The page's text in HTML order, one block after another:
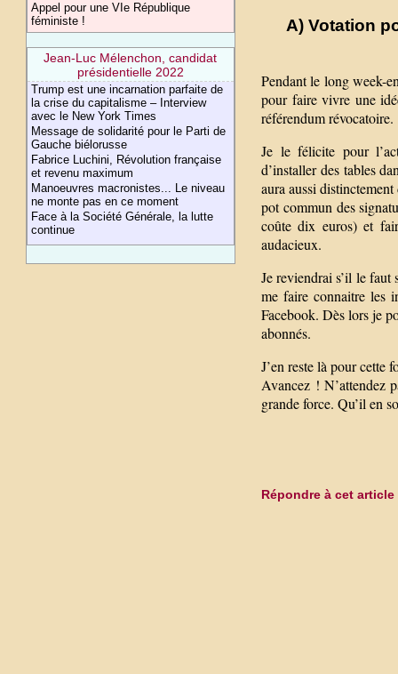
Appel pour une VIe République
féministe !
Jean-Luc Mélenchon, candidat
présidentielle 2022
Trump est une incarnation parfaite de
la crise du capitalisme – Interview
avec le New York Times
Message de solidarité pour le Parti de
Gauche biélorusse
Fabrice Luchini, Révolution française
et revenu maximum
Manoeuvres macronistes... Le niveau
ne monte pas en ce moment
Face à la Société Générale, la lutte
continue
A) Votation
Pendant le long week-
pour faire vivre une
référendum révocatoire.
Je le félicite pour
d’installer des tables
aura aussi
pot commun des
coûte dix euros) et
audacieux.
Je reviendrai s’il le faut
me faire connaitre les
Facebook. Dès lors je
abonnés.
J’en reste là pour cette
Avancez ! N’attendez
grande force. Qu’il en
Répondre à cet article